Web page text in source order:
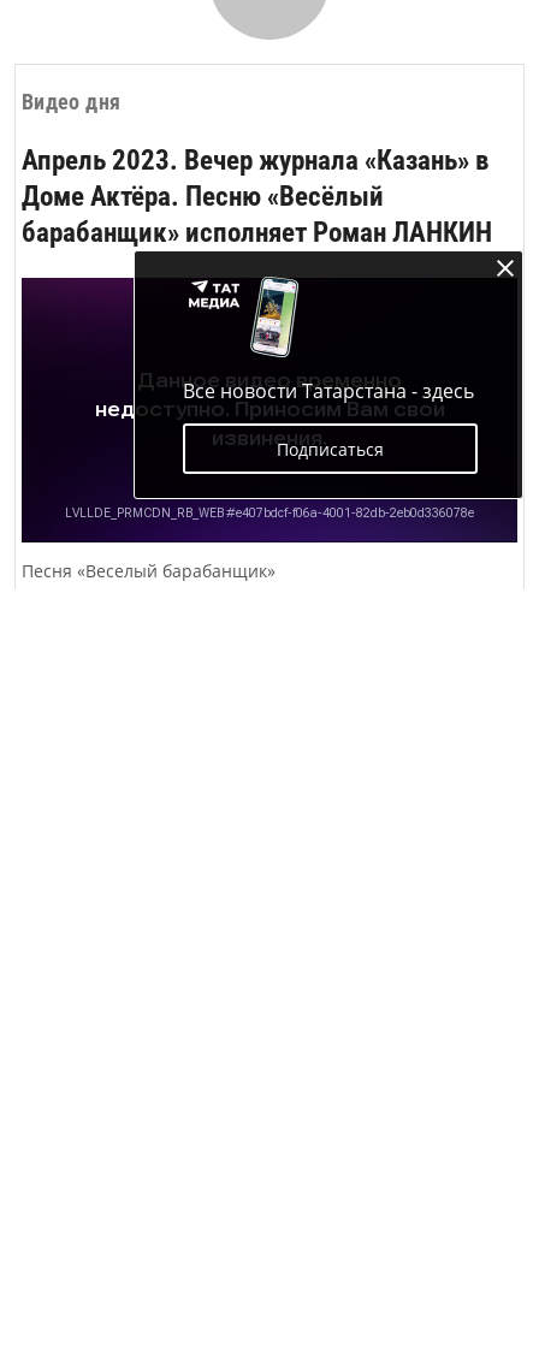
Видео дня
Апрель 2023. Вечер журнала «Казань» в
Доме Актёра. Песню «Весёлый
барабанщик» исполняет Роман ЛАНКИН
Песня «Веселый барабанщик»
Все новости Татарстана - здесь
Подписаться